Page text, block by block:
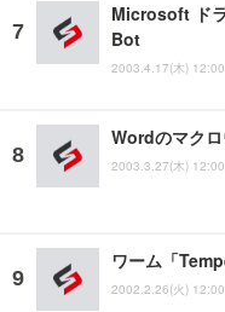
Microsoft ド
Bot
2003.4.17(木) 12:00
Wordのマク
2003.3.27(木) 12:00
ワーム「
2002.2.26(火) 12:00